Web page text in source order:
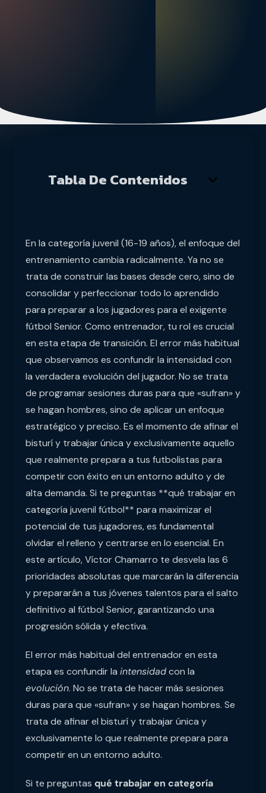
Tabla De Contenidos
En la categoría juvenil (16-19 años), el enfoque del
entrenamiento cambia radicalmente. Ya no se
trata de construir las bases desde cero, sino de
consolidar y perfeccionar todo lo aprendido
para preparar a los jugadores para el exigente
fútbol Senior. Como entrenador, tu rol es crucial
en esta etapa de transición. El error más habitual
que observamos es confundir la intensidad con
la verdadera evolución del jugador. No se trata
de programar sesiones duras para que «sufran» y
se hagan hombres, sino de aplicar un enfoque
estratégico y preciso. Es el momento de afinar el
bisturí y trabajar única y exclusivamente aquello
que realmente prepara a tus futbolistas para
competir con éxito en un entorno adulto y de
alta demanda. Si te preguntas **qué trabajar en
categoría juvenil fútbol** para maximizar el
potencial de tus jugadores, es fundamental
olvidar el relleno y centrarse en lo esencial. En
este artículo, Víctor Chamarro te desvela las 6
prioridades absolutas que marcarán la diferencia
y prepararán a tus jóvenes talentos para el salto
definitivo al fútbol Senior, garantizando una
progresión sólida y efectiva.
El error más habitual del entrenador en esta
etapa es confundir la intensidadcon la
evolución. No se trata de hacer más sesiones
duras para que «sufran» y se hagan hombres. Se
trata de afinar el bisturí y trabajar única y
exclusivamente lo que realmente prepara para
competir en un entorno adulto.
Si te preguntas qué trabajar en categoría